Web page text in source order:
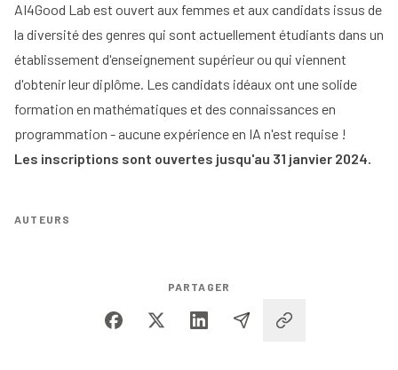
AI4Good Lab est ouvert aux femmes et aux candidats issus de
la diversité des genres qui sont actuellement étudiants dans un
établissement d'enseignement supérieur ou qui viennent
d'obtenir leur diplôme. Les candidats idéaux ont une solide
formation en mathématiques et des connaissances en
programmation - aucune expérience en IA n'est requise !
Les inscriptions sont ouvertes jusqu'au 31 janvier 2024.
AUTEURS
PARTAGER